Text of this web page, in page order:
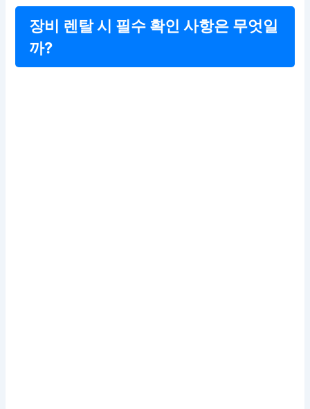
장비 렌탈 시 필수 확인 사항은 무엇일
까?